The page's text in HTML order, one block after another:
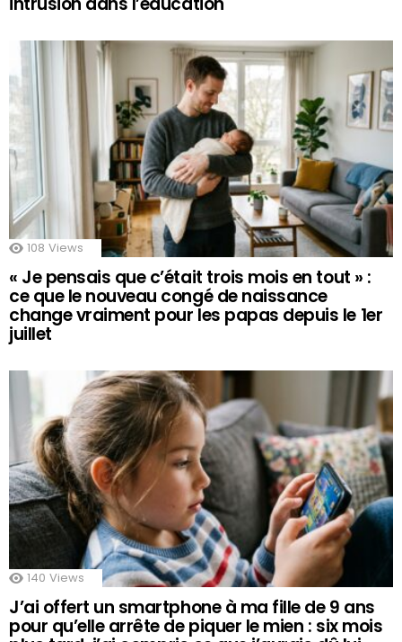
108 Views
« Je pensais que c’était trois mois en tout » :
ce que le nouveau congé de naissance
change vraiment pour les papas depuis le 1er
juillet
140 Views
J’ai offert un smartphone à ma fille de 9 ans
pour qu’elle arrête de piquer le mien : six mois